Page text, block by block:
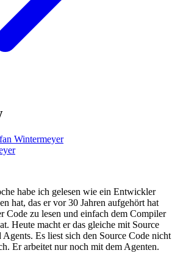
habe ich gelesen wie ein Entwickler
hat, das er vor 30 Jahren aufgehört hat
Code zu lesen und einfach dem Compiler
Heute macht er das gleiche mit Source
Agents. Es liest sich den Source Code nicht
Er arbeitet nur noch mit dem Agenten.